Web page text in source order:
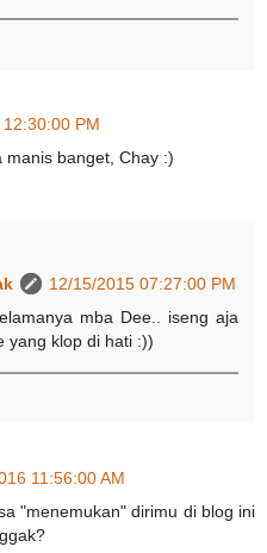
PM
manis banget, Chay :)
12/15/2015 07:27:00 PM
mba Dee.. iseng aja
yang klop di hati :))
11:56:00 AM
"menemukan" dirimu di blog ini